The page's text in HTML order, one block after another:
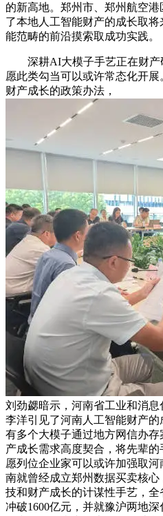
的新高地。郑州市、郑州航空
了本地人工智能财产的成长取
能范畴的前沿摸索取成功实践。
深耕AI大模子手艺正在财产
愿此类勾当可以或许常态化开
财产成长的政策办法，
刘劲勰暗示，河南省工业和消
李洋引见了河南人工智能财产
有多个大模子通过地方网信办
产成长需求高度契合，将先辈
愿列位企业家可以或许加强取
南就曾经成立郑州数据买卖核
技和财产成长的计谋性手艺，
冲破1600亿元，并就豫沪两地